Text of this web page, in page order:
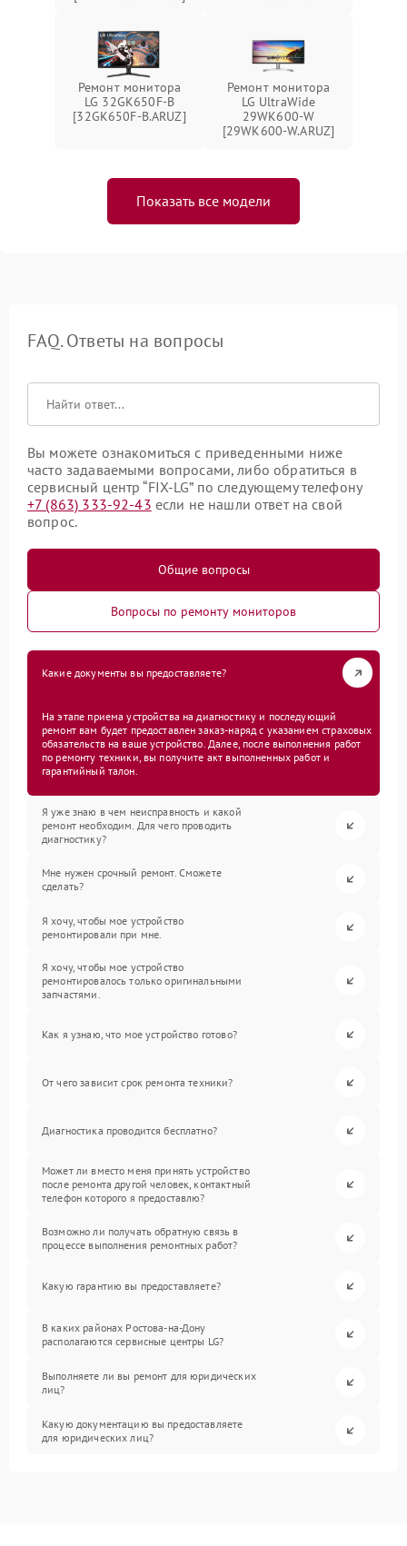
Ремонт монитора
LG 32GK650F-B
[32GK650F-B.ARUZ]
Ремонт монитора
LG UltraWide
29WK600-W
[29WK600-W.ARUZ]
Показать все модели
FAQ. Ответы на вопросы
Вы можете ознакомиться с приведенными ниже
часто задаваемыми вопросами, либо обратиться в
сервисный центр “FIX-LG” по следующему телефону
+7 (863) 333-92-43 если не нашли ответ на свой
вопрос.
Общие вопросы
Вопросы по ремонту мониторов
Какие документы вы предоставляете?
На этапе приема устройства на диагностику и последующий
ремонт вам будет предоставлен заказ-наряд с указанием страховых
обязательств на ваше устройство. Далее, после выполнения работ
по ремонту техники, вы получите акт выполненных работ и
гарантийный талон.
Я уже знаю в чем неисправность и какой
ремонт необходим. Для чего проводить
диагностику?
Мне нужен срочный ремонт. Сможете
сделать?
Я хочу, чтобы мое устройство
ремонтировали при мне.
Я хочу, чтобы мое устройство
ремонтировалось только оригинальными
запчастями.
Как я узнаю, что мое устройство готово?
От чего зависит срок ремонта техники?
Диагностика проводится бесплатно?
Может ли вместо меня принять устройство
после ремонта другой человек, контактный
телефон которого я предоставлю?
Возможно ли получать обратную связь в
процессе выполнения ремонтных работ?
Какую гарантию вы предоставляете?
В каких районах Ростова-на-Дону
располагаются сервисные центры LG?
Выполняете ли вы ремонт для юридических
лиц?
Какую документацию вы предоставляете
для юридических лиц?